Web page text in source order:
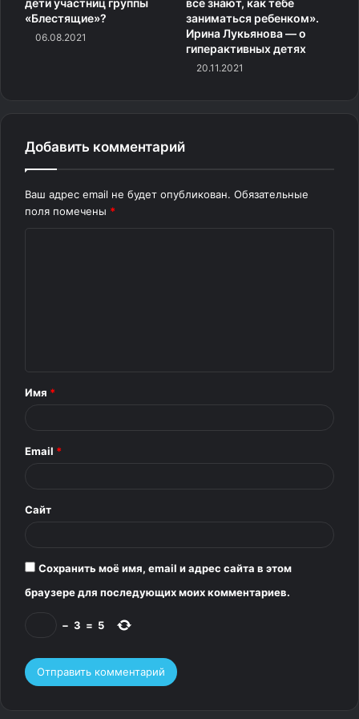
есть небольшая просьба. Эту историю удалось
рассказать благодаря поддержке читателей. Даже
самое небольшое ежемесячное пожертвование
«Блестящие»?
06.08.2021
заниматься ребенком».
Ирина Лукьянова — о
гиперактивных детях
20.11.2021
Добавить комментарий
Ваш адрес email не будет опубликован. Обязательные
поля помечены *
и
*
Имя *
Email *
Сайт
Сохранить моё имя, email и адрес сайта в этом
браузере для последующих моих комментариев.
− 3 = 5